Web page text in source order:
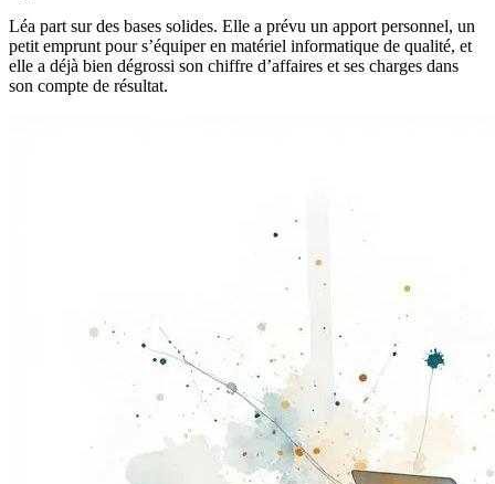
Léa part sur des bases solides. Elle a prévu un apport personnel, un
petit emprunt pour s’équiper en matériel informatique de qualité, et
elle a déjà bien dégrossi son chiffre d’affaires et ses charges dans
son compte de résultat.